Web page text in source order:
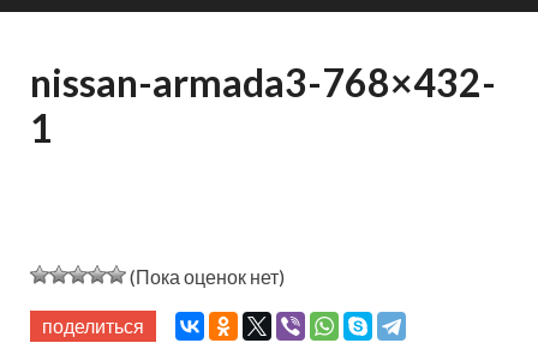
Авто
nissan-armada3-768×432-
1
(Пока оценок нет)
поделиться